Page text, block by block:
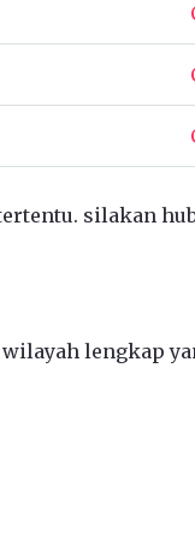
silakan
lengkap